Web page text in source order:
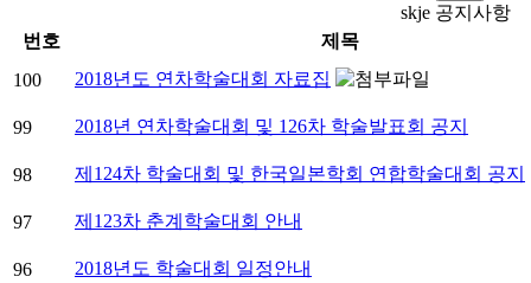
skje 공지사항
번호
제목
100
2018년도 연차학술대회 자료집
99 2018년 연차학술대회 및 126차 학술발표회 공지
98 제124차 학술대회 및 한국일본학회 연합학술대회 공지
97 제123차 춘계학술대회 안내
96 2018년도 학술대회 일정안내